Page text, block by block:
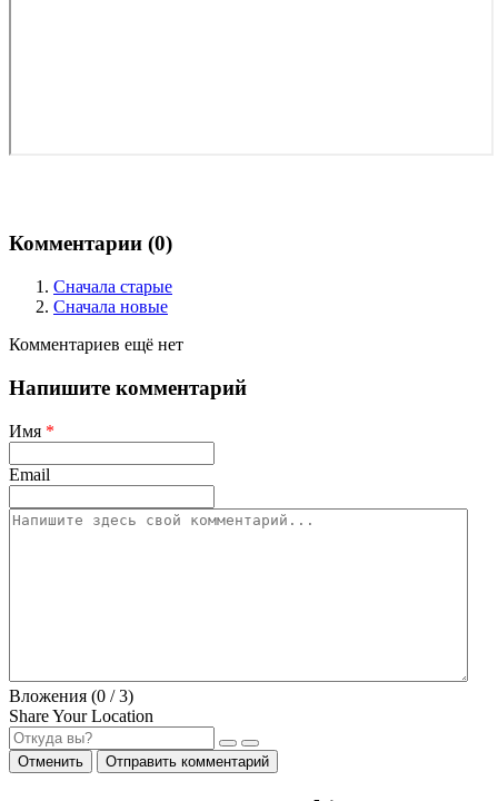
Комментарии (0)
Сначала старые
Сначала новые
Комментариев ещё нет
Напишите комментарий
Имя *
Email
Вложения (0 / 3)
Share Your Location
Отменить Отправить комментарий